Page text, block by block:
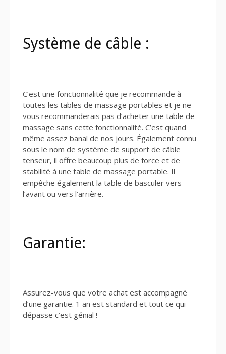
Système de câble :
C’est une fonctionnalité que je recommande à
toutes les tables de massage portables et je ne
vous recommanderais pas d’acheter une table de
massage sans cette fonctionnalité. C’est quand
même assez banal de nos jours. Également connu
sous le nom de système de support de câble
tenseur, il offre beaucoup plus de force et de
stabilité à une table de massage portable. Il
empêche également la table de basculer vers
l’avant ou vers l’arrière.
Garantie:
Assurez-vous que votre achat est accompagné
d’une garantie. 1 an est standard et tout ce qui
dépasse c’est génial !